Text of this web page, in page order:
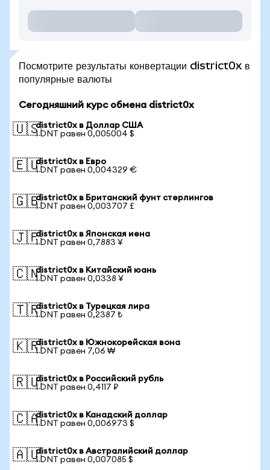
Посмотрите результаты конвертации district0x в
популярные валюты
Сегодняшний курс обмена district0x
🇺🇸district0x в Доллар США
1 DNT равен 0,005004 $
🇪🇺district0x в Евро
1 DNT равен 0,004329 €
🇬🇧district0x в Британский фунт стерлингов
1 DNT равен 0,003707 £
🇯🇵district0x в Японская иена
1 DNT равен 0,7883 ¥
🇨🇳district0x в Китайский юань
1 DNT равен 0,0338 ¥
🇹🇷district0x в Турецкая лира
1 DNT равен 0,2387 ₺
🇰🇷district0x в Южнокорейская вона
1 DNT равен 7,06 ₩
🇷🇺district0x в Российский рубль
1 DNT равен 0,4117 ₽
🇨🇦district0x в Канадский доллар
1 DNT равен 0,006973 $
🇦🇺district0x в Австралийский доллар
1 DNT равен 0,007085 $